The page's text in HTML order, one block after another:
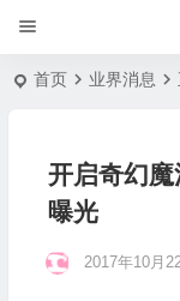
首页 业界消息
开启奇幻
曝光
2017年10月